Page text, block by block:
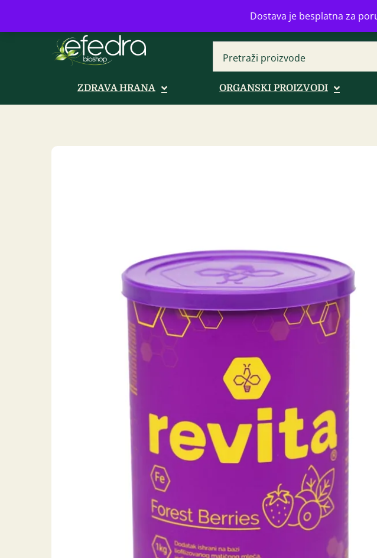
Dostava je besplatna za
Bulevar Mihajla Pupina 16b, Novi Beograd
ZDRAVA HRANA ORGANSKI PROIZVODI